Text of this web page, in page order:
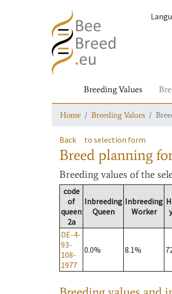
Breeding Values
Home Breeding Values
Back to selection form
Breed planning
Breeding values of the
code
of
queen
2a
Inbreeding
Queen
Inbreeding
Worker
DE-4-
93-
108-
1977
0.0% 8.1%